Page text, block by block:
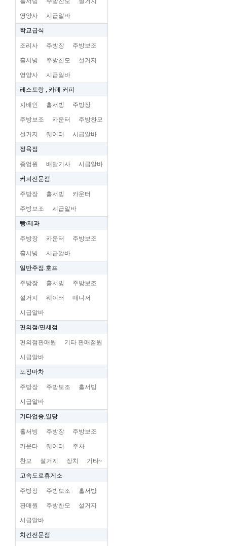
영양사 시급알바
학교급식
조리사 주방장 주방보조
홀서빙 주방찬모 설거지
영양사 시급알바
레스토랑 , 카페 커피
지배인 홀서빙 주방장
주방보조 카운터 주방찬모
설거지 웨이터 시급알바
정육점
종업원 배달기사 시급알바
커피전문점
주방장 홀서빙 카운터
주방보조 시급알바
빵/제과
주방장 카운터 주방보조
홀서빙 시급알바
일반주점.호프
주방장 홀서빙 주방보조
설거지 웨이터 매니저
시급알바
편의점/면세점
편의점판매원 기타 판매점원
시급알바
포장마차
주방장 주방보조 홀서빙
시급알바
기타업종,일당
홀서빙 주방장 주방보조
카운타 웨이터 주차
찬모 설거지 장치 기타~
고속도로휴게소
주방장 주방보조 홀서빙
판매원 주방찬모 설거지
시급알바
치킨전문점